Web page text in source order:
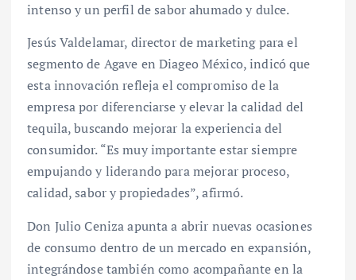
intenso y un perfil de sabor ahumado y dulce.
Jesús Valdelamar, director de marketing para el
segmento de Agave en Diageo México, indicó que
esta innovación refleja el compromiso de la
empresa por diferenciarse y elevar la calidad del
tequila, buscando mejorar la experiencia del
consumidor. “Es muy importante estar siempre
empujando y liderando para mejorar proceso,
calidad, sabor y propiedades”, afirmó.
Don Julio Ceniza apunta a abrir nuevas ocasiones
de consumo dentro de un mercado en expansión,
integrándose también como acompañante en la